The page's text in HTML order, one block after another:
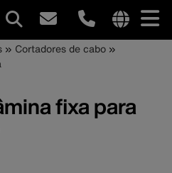
Cortadores de cabo
fixa para